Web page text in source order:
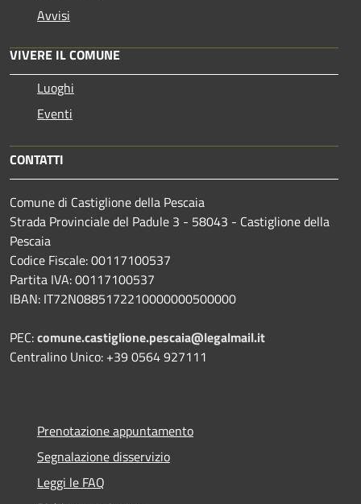
Avvisi
VIVERE IL COMUNE
Luoghi
Eventi
CONTATTI
Comune di Castiglione della Pescaia
Strada Provinciale del Padule 3 - 58043 - Castiglione della
Pescaia
Codice Fiscale: 00117100537
Partita IVA: 00117100537
IBAN: IT72N0885172210000000500000
PEC:comune.castiglione.pescaia@legalmail.it
Centralino Unico: +39 0564 927111
Prenotazione appuntamento
Segnalazione disservizio
Leggi le FAQ